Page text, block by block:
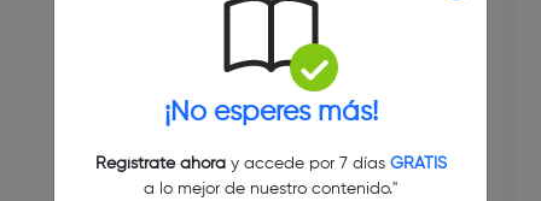
¡No esperes más!
Regístrate ahoray accede por 7 días GRATIS
a lo mejor de nuestro contenido."